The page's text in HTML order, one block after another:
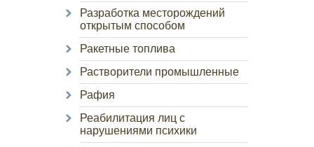
Разработка месторождений
открытым способом
Ракетные топлива
Растворители промышленные
Рафия
Реабилитация лиц с
нарушениями психики